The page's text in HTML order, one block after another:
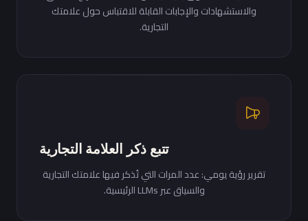
والاستشهادات والإجابات القابلة للاقتباس حول علامتك
التجارية.
تتبع ذكر العلامة التجارية
تقرير رؤية يومي: عدد المرات التي تُذكر فيها علامتك التجارية
والسياق عبر LLMs الرئيسية.